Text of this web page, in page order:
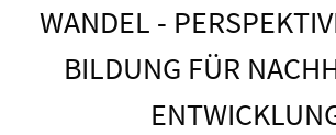
WANDEL -
BILDUNG FÜR